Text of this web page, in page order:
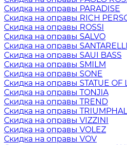
Скидка на оправы PARADISE
Скидка на оправы RICH
Скидка на оправы ROSSI
Скидка на оправы SALVO
Скидка на оправы SANTARELLI
Скидка на оправы SAUI BASS
Скидка на оправы SMILM
Скидка на оправы SONE
Скидка на оправы STATUE OF
Скидка на оправы TONJIA
Скидка на оправы TREND
Скидка на оправы
Скидка на оправы VIZZINI
Скидка на оправы VOLEZ
Скидка на оправы VOV